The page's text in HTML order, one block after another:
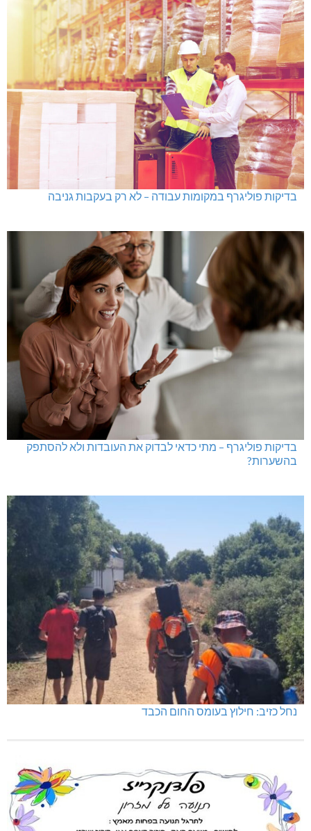
גם בחום הכבד: לא מוותרים על הדמוקרטיה
בדיקות פוליגרף במקומות עבודה – לא רק בעקבות גניבה
בדיקות פוליגרף – מתי כדאי לבדוק את העובדות ולא להסתפק
בהשערות?